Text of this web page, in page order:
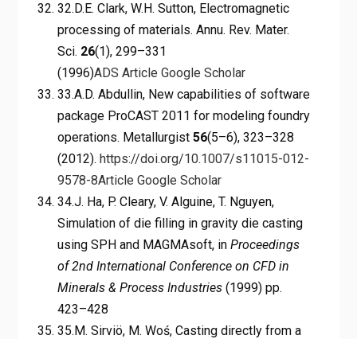
32.D.E. Clark, W.H. Sutton, Electromagnetic
processing of materials. Annu. Rev. Mater.
Sci. 26(1), 299–331
(1996)ADS Article Google Scholar
33.A.D. Abdullin, New capabilities of software
package ProCAST 2011 for modeling foundry
operations. Metallurgist 56(5–6), 323–328
(2012). https://doi.org/10.1007/s11015-012-
9578-8Article Google Scholar
34.J. Ha, P. Cleary, V. Alguine, T. Nguyen,
Simulation of die filling in gravity die casting
using SPH and MAGMAsoft, in Proceedings
of 2nd International Conference on CFD in
Minerals & Process Industries(1999) pp.
423–428
35.M. Sirviö, M. Woś, Casting directly from a